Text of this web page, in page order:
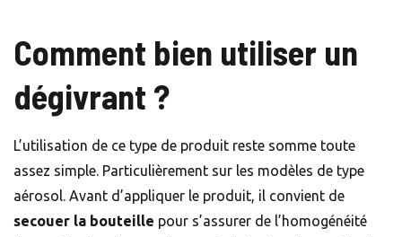
Comment bien utiliser un
dégivrant ?
L’utilisation de ce type de produit reste somme toute
assez simple. Particulièrement sur les modèles de type
aérosol. Avant d’appliquer le produit, il convient de
secouer la bouteille pour s’assurer de l’homogénéité